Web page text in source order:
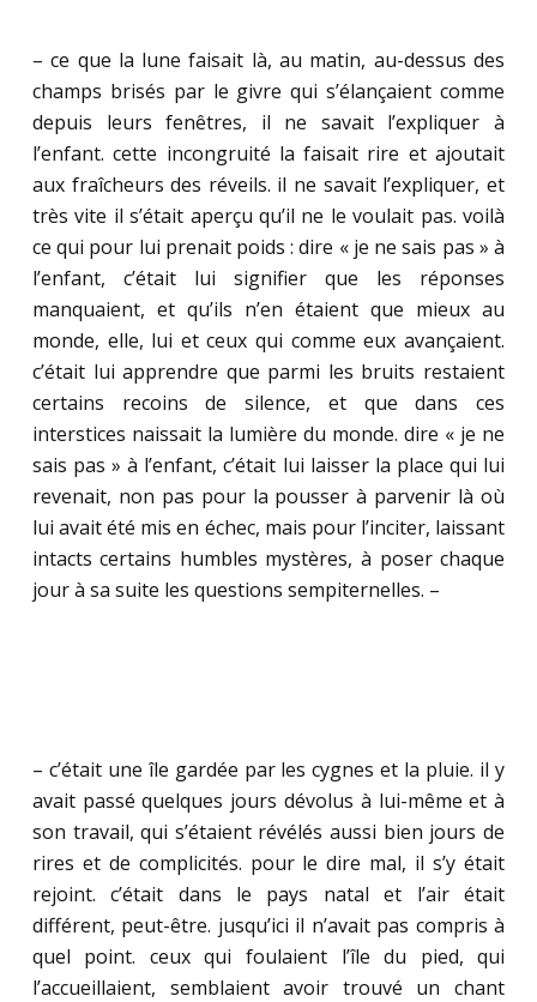
– ce que la lune faisait là, au matin, au-dessus des
champs brisés par le givre qui s’élançaient comme
depuis leurs fenêtres, il ne savait l’expliquer à
l’enfant. cette incongruité la faisait rire et ajoutait
aux fraîcheurs des réveils. il ne savait l’expliquer, et
très vite il s’était aperçu qu’il ne le voulait pas. voilà
ce qui pour lui prenait poids : dire « je ne sais pas » à
l’enfant, c’était lui signifier que les réponses
manquaient, et qu’ils n’en étaient que mieux au
monde, elle, lui et ceux qui comme eux avançaient.
c’était lui apprendre que parmi les bruits restaient
certains recoins de silence, et que dans ces
interstices naissait la lumière du monde. dire « je ne
sais pas » à l’enfant, c’était lui laisser la place qui lui
revenait, non pas pour la pousser à parvenir là où
lui avait été mis en échec, mais pour l’inciter, laissant
intacts certains humbles mystères, à poser chaque
jour à sa suite les questions sempiternelles. –
– c’était une île gardée par les cygnes et la pluie. il y
avait passé quelques jours dévolus à lui-même et à
son travail, qui s’étaient révélés aussi bien jours de
rires et de complicités. pour le dire mal, il s’y était
rejoint. c’était dans le pays natal et l’air était
différent, peut-être. jusqu’ici il n’avait pas compris à
quel point. ceux qui foulaient l’île du pied, qui
l’accueillaient, semblaient avoir trouvé un chant